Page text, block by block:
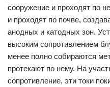
сооружение и проходят по
и проходят по почве,
анодных и катодных зон.
высоким сопротивлением
менее полно собираются
протекают по нему. На
сопротивление, эти токи